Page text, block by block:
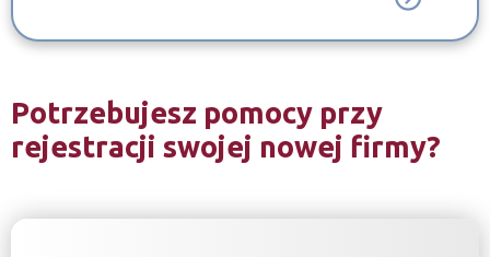
Potrzebujesz pomocy przy
rejestracji swojej nowej firmy?